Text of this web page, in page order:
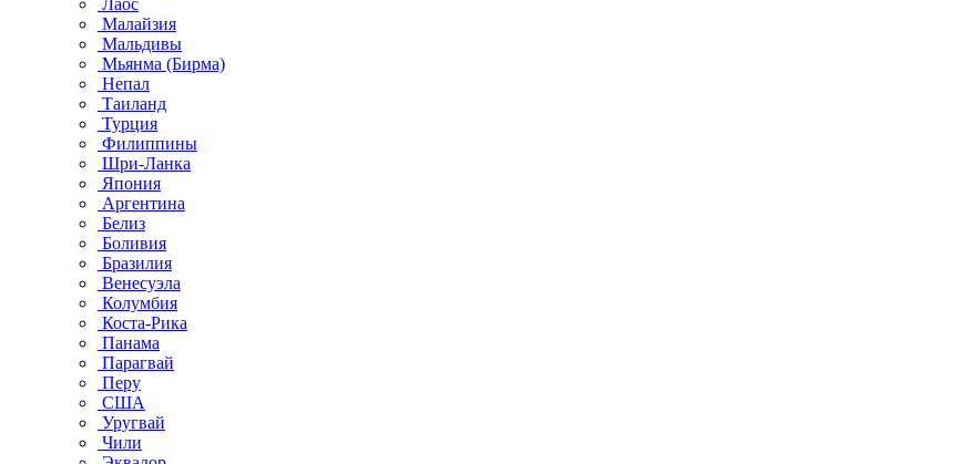
Лаос
Малайзия
Мальдивы
Мьянма (Бирма)
Непал
Таиланд
Турция
Филиппины
Шри-Ланка
Япония
Аргентина
Белиз
Боливия
Бразилия
Венесуэла
Колумбия
Коста-Рика
Панама
Парагвай
Перу
США
Уругвай
Чили